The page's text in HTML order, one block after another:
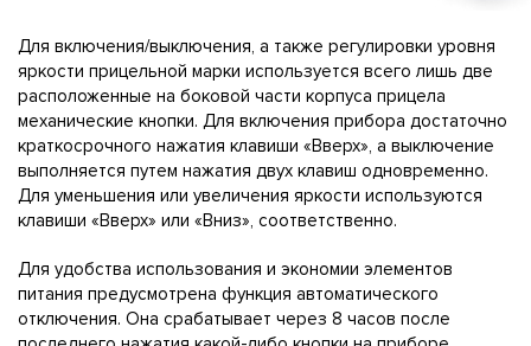
Для включения/выключения, а также регулировки уровня
яркости прицельной марки используется всего лишь две
расположенные на боковой части корпуса прицела
механические кнопки. Для включения прибора достаточно
краткосрочного нажатия клавиши «Вверх», а выключение
выполняется путем нажатия двух клавиш одновременно.
Для уменьшения или увеличения яркости используются
клавиши «Вверх» или «Вниз», соответственно.
Для удобства использования и экономии элементов
питания предусмотрена функция автоматического
отключения. Она срабатывает через 8 часов после